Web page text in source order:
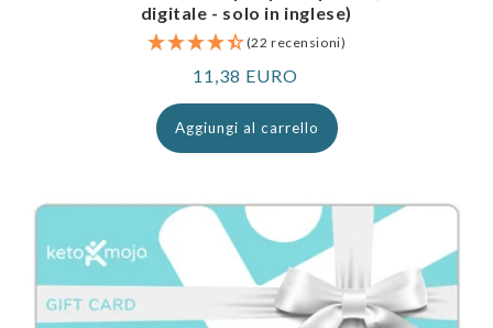
digitale - solo in inglese)
(22 recensioni)
Prezzo
normale
11,38 EURO
Aggiungi al carrello